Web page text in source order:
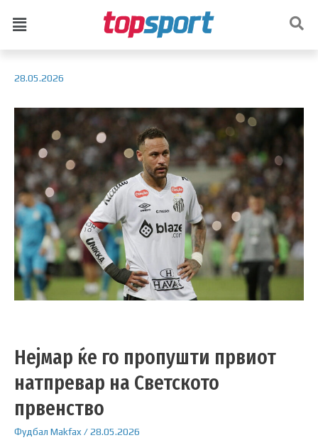
28.05.2026
Нејмар ќе го пропушти првиот
натпревар на Светското
првенство
Фудбал Makfax /28.05.2026